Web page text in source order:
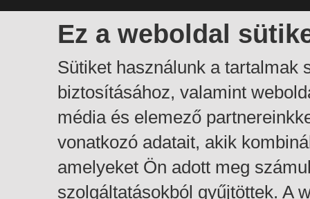
Ez a weboldal
Sütiket használunk a tartalmak
biztosításához, valamint
média és elemező
vonatkozó adatait, akik
amelyeket Ön adott meg
szolgáltatásokból gyűjtöttek. A